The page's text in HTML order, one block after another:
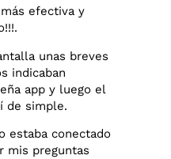
efectiva y
unas breves
indicaban
app y luego el
de simple.
estaba conectado
mis preguntas